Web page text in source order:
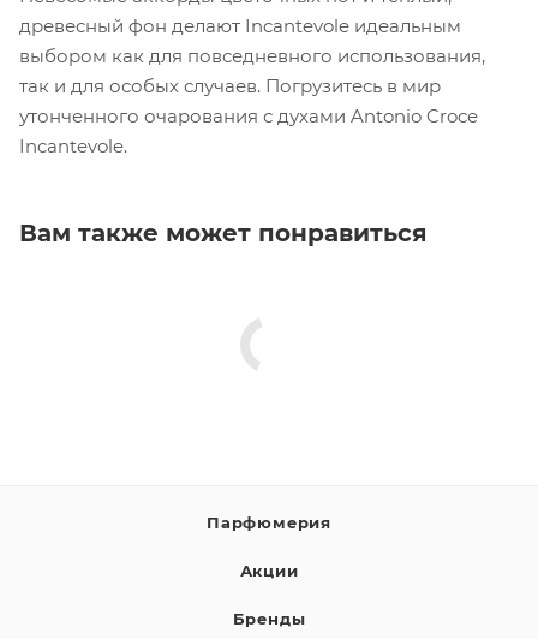
древесный фон делают Incantevole идеальным
выбором как для повседневного использования,
так и для особых случаев. Погрузитесь в мир
утонченного очарования с духами Antonio Croce
Incantevole.
Вам также может понравиться
Парфюмерия
Акции
Бренды